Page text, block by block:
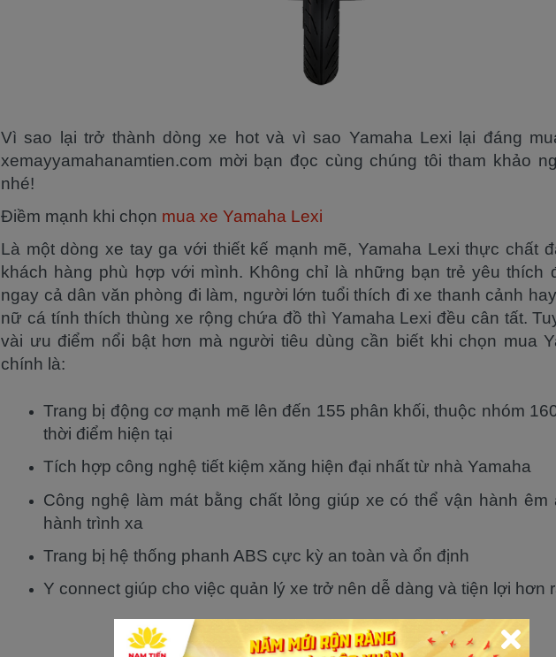
Vì sao lại trở thành dòng xe hot và vì sao Yamaha Lexi lại đáng
xemayyamahanamtien.com mời bạn đọc cùng chúng tôi tham khảo
nhé!
Điềm mạnh khi chọn mua xe Yamaha Lexi
Là một dòng xe tay ga với thiết kế mạnh mẽ, Yamaha Lexi thực chất
khách hàng phù hợp với mình. Không chỉ là những bạn trẻ yêu thích
ngay cả dân văn phòng đi làm, người lớn tuổi thích đi xe thanh cảnh
nữ cá tính thích thùng xe rộng chứa đồ thì Yamaha Lexi đều cân tất.
vài ưu điểm nổi bật hơn mà người tiêu dùng cần biết khi chọn mua
chính là:
Trang bị động cơ mạnh mẽ lên đến 155 phân khối, thuộc nhóm
thời điểm hiện tại
Tích hợp công nghệ tiết kiệm xăng hiện đại nhất từ nhà Yamaha
Công nghệ làm mát bằng chất lỏng giúp xe có thể vận hành êm
hành trình xa
Trang bị hệ thống phanh ABS cực kỳ an toàn và ổn định
Y connect giúp cho việc quản lý xe trở nên dễ dàng và tiện lợi hơn